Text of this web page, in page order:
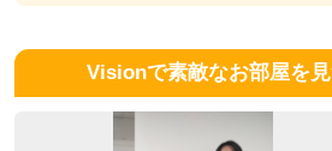
Visionで素敵なお部屋を見